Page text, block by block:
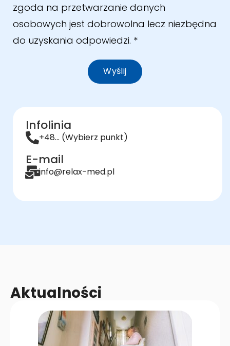
zgoda na przetwarzanie danych
osobowych jest dobrowolna lecz niezbędna
do uzyskania odpowiedzi. *
Wyślij
Infolinia
+48... (Wybierz punkt)
E-mail
info@relax-med.pl
Aktualności